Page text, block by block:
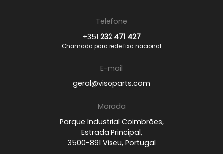
Telefone
+351 232 471 427
Chamada para rede fixa nacional
E-mail
geral@visoparts.com
Morada
Parque Industrial Coimbrões,
Estrada Principal,
3500-891 Viseu, Portugal